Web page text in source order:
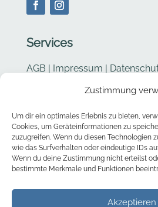
Zustimmung
Um dir ein optimales Erlebnis zu bieten,
Cookies, um Geräteinformationen zu
zuzugreifen. Wenn du diesen Technologien
wie das Surfverhalten oder eindeutige IDs
Wenn du deine Zustimmung nicht erteilst
bestimmte Merkmale und Funktionen
Akzeptieren
Services
AGB | Impressum |
Cookie Richtlinie
Kontakt
Barbara Stucki
Chouette – Taschen & mehr
Hofstattweg 2